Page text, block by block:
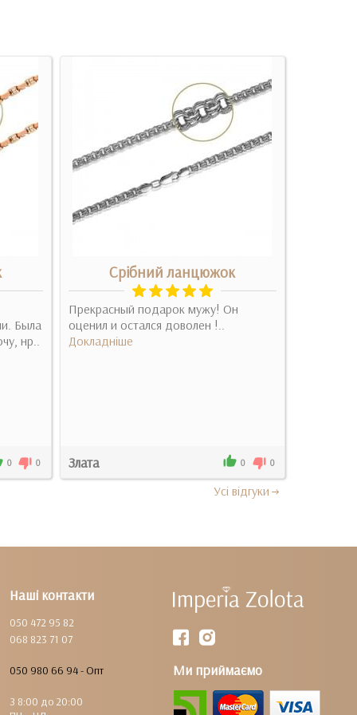
Была
нр..
0 0
Срібний ланцюжок
Прекрасный подарок мужу! Он
оценил и остался доволен !..
Докладніше
Злата 0 0
Усi вiдгуки
Наші контакти
050 472 95 82
068 823 71 07
050 980 66 94 - Опт
З 8:00 до 20:00
Ми приймаємо